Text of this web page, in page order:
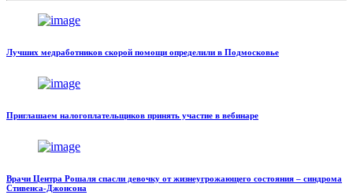
Лучших медработников скорой помощи определили в Подмосковье
Приглашаем налогоплательщиков принять участие в вебинаре
Врачи Центра Рошаля спасли девочку от жизнеугрожающего состояния – синдрома
Стивенса-Джонсона